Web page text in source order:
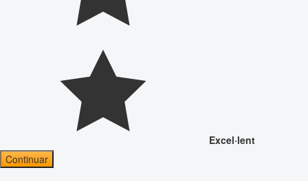
Excel·lent
Continuar